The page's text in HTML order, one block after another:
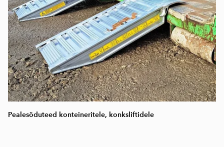
Pealesõduteed konteineritele, konksliftidele